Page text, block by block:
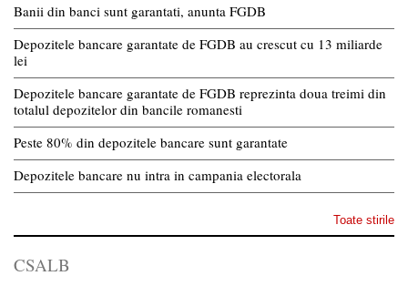
Banii din banci sunt garantati, anunta FGDB
Depozitele bancare garantate de FGDB au crescut cu 13 miliarde
lei
Depozitele bancare garantate de FGDB reprezinta doua treimi din
totalul depozitelor din bancile romanesti
Peste 80% din depozitele bancare sunt garantate
Depozitele bancare nu intra in campania electorala
Toate stirile
CSALB